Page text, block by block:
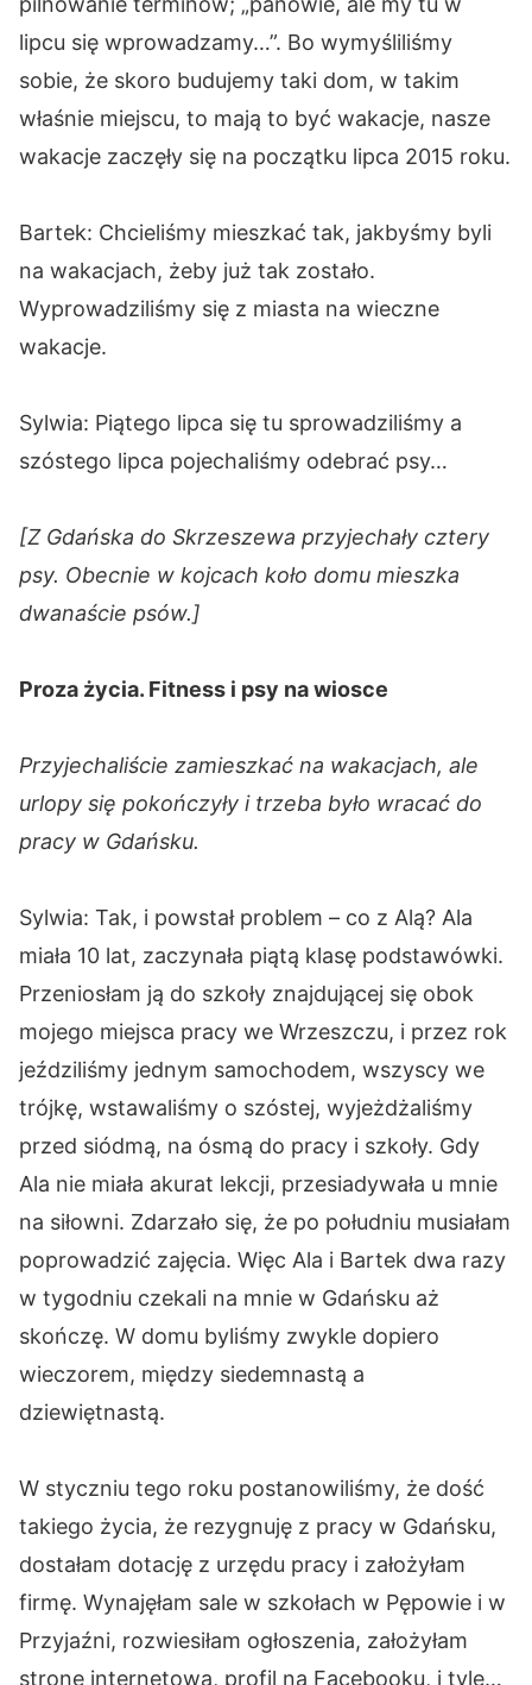
lipcu się wprowadzamy…”. Bo wymyśliliśmy
sobie, że skoro budujemy taki dom, w takim
właśnie miejscu, to mają to być wakacje, nasze
wakacje zaczęły się na początku lipca 2015 roku.
Bartek: Chcieliśmy mieszkać tak, jakbyśmy byli
na wakacjach, żeby już tak zostało.
Wyprowadziliśmy się z miasta na wieczne
wakacje.
Sylwia: Piątego lipca się tu sprowadziliśmy a
szóstego lipca pojechaliśmy odebrać psy…
[Z Gdańska do Skrzeszewa przyjechały cztery
psy. Obecnie w kojcach koło domu mieszka
dwanaście psów.]
Proza życia. Fitness i psy na wiosce
Przyjechaliście zamieszkać na wakacjach, ale
urlopy się pokończyły i trzeba było wracać do
pracy w Gdańsku.
Sylwia: Tak, i powstał problem – co z Alą? Ala
miała 10 lat, zaczynała piątą klasę podstawówki.
Przeniosłam ją do szkoły znajdującej się obok
mojego miejsca pracy we Wrzeszczu, i przez rok
jeździliśmy jednym samochodem, wszyscy we
trójkę, wstawaliśmy o szóstej, wyjeżdżaliśmy
przed siódmą, na ósmą do pracy i szkoły. Gdy
Ala nie miała akurat lekcji, przesiadywała u mnie
na siłowni. Zdarzało się, że po południu musiałam
poprowadzić zajęcia. Więc Ala i Bartek dwa razy
w tygodniu czekali na mnie w Gdańsku aż
skończę. W domu byliśmy zwykle dopiero
wieczorem, między siedemnastą a
dziewiętnastą.
W styczniu tego roku postanowiliśmy, że dość
takiego życia, że rezygnuję z pracy w Gdańsku,
dostałam dotację z urzędu pracy i założyłam
firmę. Wynajęłam sale w szkołach w Pępowie i w
Przyjaźni, rozwiesiłam ogłoszenia, założyłam
stronę internetową, profil na Facebooku, i tyle…